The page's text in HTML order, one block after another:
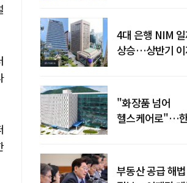
4대 은행 NIM
상승…상반기 이
"화장품 넘어
헬스케어로"…
부동산 공급 해